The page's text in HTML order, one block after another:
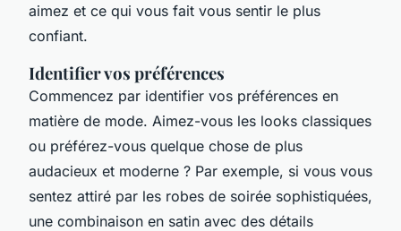
aimez et ce qui vous fait vous sentir le plus
confiant.
Identifier vos préférences
Commencez par identifier vos préférences en
matière de mode. Aimez-vous les looks classiques
ou préférez-vous quelque chose de plus
audacieux et moderne ? Par exemple, si vous vous
sentez attiré par les robes de soirée sophistiquées,
une combinaison en satin avec des détails